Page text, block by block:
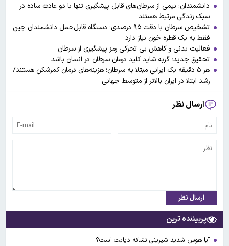
دانشمندان: نیمی از سرطان‌های قابل پیشگیری تنها با دو عادت ساده در
سبک زندگی مرتبط هستند
تشخیص سرطان با دقت ۹۵ درصدی؛ دستگاه قابل‌حمل دانشمندان چین
فقط به یک قطره خون نیاز دارد
فعالیت بدنی و کاهش بی تحرکی رمز پیشگیری از سرطان
تحقیق جدید؛ گربه‌ شاید کلید درمان سرطان در انسان باشد
هر ۵ دقیقه یک ایرانی مبتلا به سرطان؛ هزینه‌های درمان کمرشکن هستند/
رشد ابتلا در ایران بالاتر از متوسط جهانی
ارسال نظر
ارسال نظر
پربیننده ترین
آیا هوس شدید شیرینی نشانه دیابت است؟